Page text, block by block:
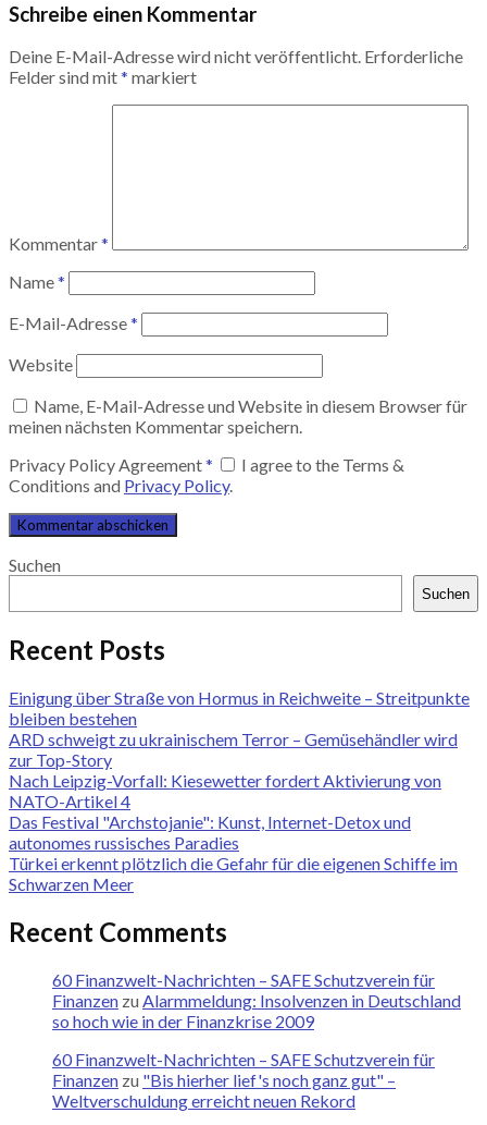
Schreibe einen Kommentar
Deine E-Mail-Adresse wird nicht veröffentlicht. Erforderliche
Felder sind mit* markiert
Kommentar*
Name*
E-Mail-Adresse*
Website
Name, E-Mail-Adresse und Website in diesem Browser für
meinen nächsten Kommentar speichern.
Privacy Policy Agreement*
I agree to the Terms &
Conditions and Privacy Policy.
Suchen
Suchen
Recent Posts
Einigung über Straße von Hormus in Reichweite – Streitpunkte
bleiben bestehen
ARD schweigt zu ukrainischem Terror – Gemüsehändler wird
zur Top-Story
Nach Leipzig-Vorfall: Kiesewetter fordert Aktivierung von
NATO-Artikel 4
Das Festival "Archstojanie": Kunst, Internet-Detox und
autonomes russisches Paradies
Türkei erkennt plötzlich die Gefahr für die eigenen Schiffe im
Schwarzen Meer
Recent Comments
60 Finanzwelt-Nachrichten – SAFE Schutzverein für
Finanzen zu Alarmmeldung: Insolvenzen in Deutschland
so hoch wie in der Finanzkrise 2009
60 Finanzwelt-Nachrichten – SAFE Schutzverein für
Finanzen zu "Bis hierher lief's noch ganz gut" –
Weltverschuldung erreicht neuen Rekord